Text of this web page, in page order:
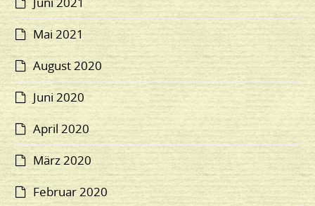
Mai 2021
August 2020
Juni 2020
April 2020
März 2020
Februar 2020